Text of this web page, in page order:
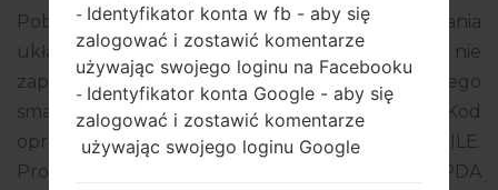
Pobierz najnowszą aktualizację oprogramowania
układowego dla Samsung Galaxy Grand, ale nie
zapomnij sprawdzić, czy numer modelu Twojego
smartfona odpowiada wskazanemu GT-I9080L. Kod
oprogramowania układowego to CHE z CHILE.
Produkt jest dostarczany z wersją PDA
- Identyfikator konta w fb - aby się
zalogować i zostawić komentarze
używając swojego loginu na Facebooku
- Identyfikator konta Google - aby się
zalogować i zostawić komentarze
używając swojego loginu Google